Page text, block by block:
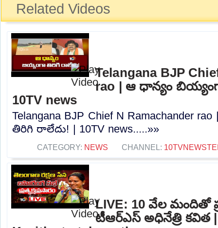
Related Videos
Telangana BJP
rao | ఆ ధాన్యం
10TV news
Telangana BJP Chief N Ramachander
తిరిగి రాలేదు! | 10TV news.....»»
CATEGORY: NEWS CHANNEL:
LIVE: 10 వేల మందితో
టీఆర్‌ఎస్‌ అధినేత్రి కవిత |